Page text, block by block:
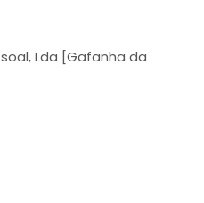
Lda [Gafanha da